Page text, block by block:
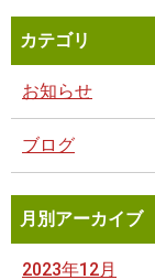
カテゴリ
お知らせ
ブログ
月別アーカイブ
2023年12月